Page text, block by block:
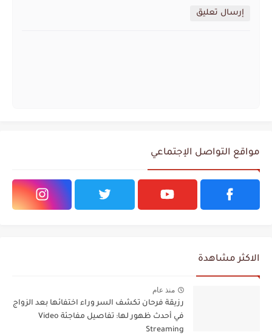
إرسال تعليق
مواقع التواصل الإجتماعي
الاكثر مشاهدة
منذ عام
رزيقة فرحان تكشف السر وراء اختفائها بعد الزواج
في أحدث ظهور لها: تفاصيل مفاجئة Video
Streaming